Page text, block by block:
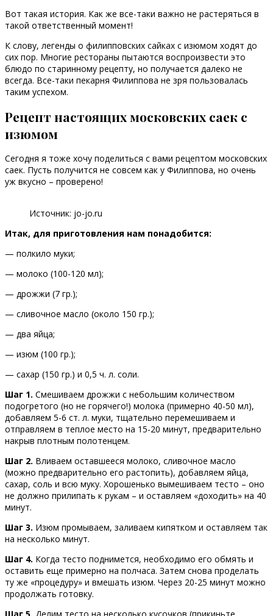
Вот такая история. Как же все-таки важно не растеряться в
такой ответственный момент!
К слову, легенды о филипповских сайках с изюмом ходят до
сих пор. Многие рестораны пытаются воспроизвести это
блюдо по старинному рецепту, но получается далеко не
всегда. Все-таки пекарня Филиппова не зря пользовалась
таким успехом.
Рецепт настоящих московских саек с
изюмом
Сегодня я тоже хочу поделиться с вами рецептом московских
саек. Пусть получится не совсем как у Филиппова, но очень
уж вкусно – проверено!
Источник: jo-jo.ru
Итак, для приготовления нам понадобится:
— полкило муки;
— молоко (100-120 мл);
— дрожжи (7 гр.);
— сливочное масло (около 150 гр.);
— два яйца;
— изюм (100 гр.);
— сахар (150 гр.) и 0,5 ч. л. соли.
Шаг 1. Смешиваем дрожжи с небольшим количеством
подогретого (но не горячего!) молока (примерно 40-50 мл),
добавляем 5-6 ст. л. муки, тщательно перемешиваем и
отправляем в теплое место на 15-20 минут, предварительно
накрыв плотным полотенцем.
Шаг 2. Вливаем оставшееся молоко, сливочное масло
(можно предварительно его растопить), добавляем яйца,
сахар, соль и всю муку. Хорошенько вымешиваем тесто – оно
не должно прилипать к рукам – и оставляем «доходить» на 40
минут.
Шаг 3. Изюм промываем, заливаем кипятком и оставляем так
на несколько минут.
Шаг 4. Когда тесто поднимется, необходимо его обмять и
оставить еще примерно на полчаса. Затем снова проделать
ту же «процедуру» и вмешать изюм. Через 20-25 минут можно
продолжать готовку.